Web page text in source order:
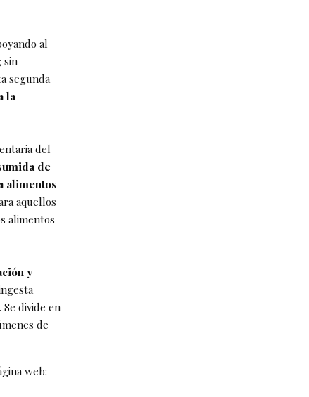
al
sin
segunda
la
del
de
alimentos
aquellos
alimentos
y
divide en
de
web: